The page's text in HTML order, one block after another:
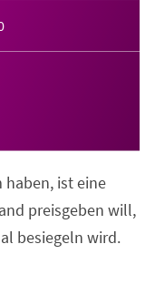
haben, ist eine
preisgeben will,
besiegeln wird.